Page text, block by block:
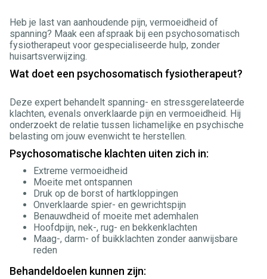
Heb je last van aanhoudende pijn, vermoeidheid of
spanning? Maak een afspraak bij een psychosomatisch
fysiotherapeut voor gespecialiseerde hulp, zonder
huisartsverwijzing.
Wat doet een psychosomatisch fysiotherapeut?
Deze expert behandelt spanning- en stressgerelateerde
klachten, evenals onverklaarde pijn en vermoeidheid. Hij
onderzoekt de relatie tussen lichamelijke en psychische
belasting om jouw evenwicht te herstellen.
Psychosomatische klachten uiten zich in:
Extreme vermoeidheid
Moeite met ontspannen
Druk op de borst of hartkloppingen
Onverklaarde spier- en gewrichtspijn
Benauwdheid of moeite met ademhalen
Hoofdpijn, nek-, rug- en bekkenklachten
Maag-, darm- of buikklachten zonder aanwijsbare
reden
Behandeldoelen kunnen zijn: